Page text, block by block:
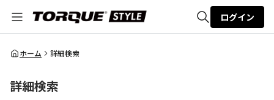
全体検索
ログイン
ホーム 詳細検索
詳細検索